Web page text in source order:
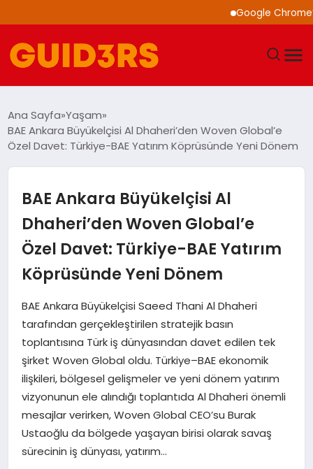
Google Chrome’a
YAŞAM
SAĞLIK
EKONOMI
MAGAZIN
EĞITIM
Ana Sayfa Yaşam
BAE Ankara Büyükelçisi Al Dhaheri’den Woven Global’e
Özel Davet: Türkiye-BAE Yatırım Köprüsünde Yeni Dönem
BAE Ankara Büyükelçisi Al
Dhaheri’den Woven Global’e
Özel Davet: Türkiye-BAE Yatırım
Köprüsünde Yeni Dönem
BAE Ankara Büyükelçisi Saeed Thani Al Dhaheri
tarafından gerçekleştirilen stratejik basın
toplantısına Türk iş dünyasından davet edilen tek
şirket Woven Global oldu. Türkiye–BAE ekonomik
ilişkileri, bölgesel gelişmeler ve yeni dönem yatırım
vizyonunun ele alındığı toplantıda Al Dhaheri önemli
mesajlar verirken, Woven Global CEO’su Burak
Ustaoğlu da bölgede yaşayan birisi olarak savaş
sürecinin iş dünyası, yatırım…